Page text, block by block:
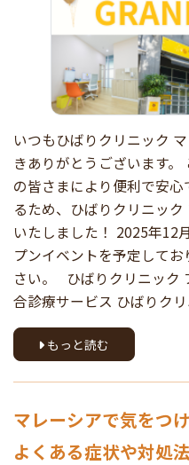
いつもひばりクリニック
きありがとうございます
の皆さまにより便利で安
るため、ひばりクリニッ
いたしました！ 2025年12
プンイベントを予定して
さい。 ひばりクリニック
合診療サービス ひばりク
もっと読む
マレーシアで気をつ
よくある症状や対処